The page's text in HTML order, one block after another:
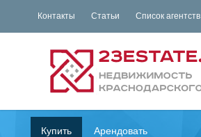
Контакты Статьи Список агентств
Купить Арендовать